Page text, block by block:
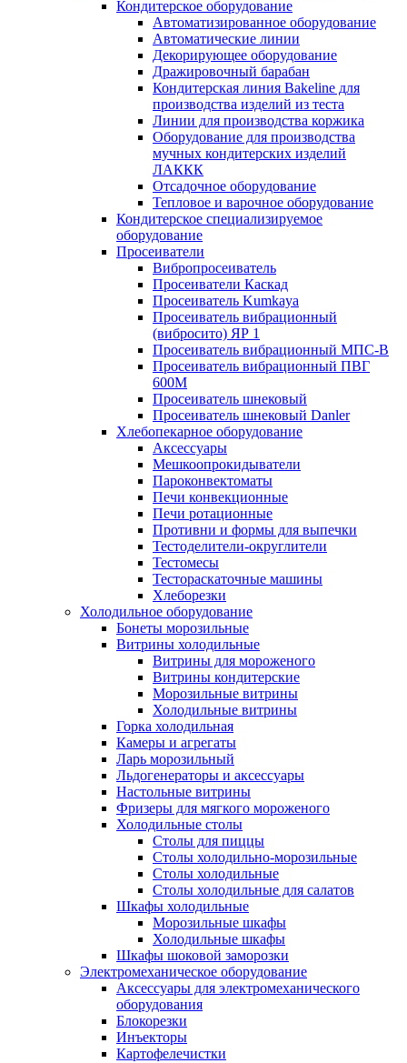
Кондитерское оборудование
Автоматизированное оборудование
Автоматические линии
Декорирующее оборудование
Дражировочный барабан
Кондитерская линия Bakeline для
производства изделий из теста
Линии для производства коржика
Оборудование для производства
мучных кондитерских изделий
ЛАККК
Отсадочное оборудование
Тепловое и варочное оборудование
Кондитерское специализируемое
оборудование
Просеиватели
Вибропросеиватель
Просеиватели Каскад
Просеиватель Kumkaya
Просеиватель вибрационный
(вибросито) ЯР 1
Просеиватель вибрационный МПС-В
Просеиватель вибрационный ПВГ
600М
Просеиватель шнековый
Просеиватель шнековый Danler
Хлебопекарное оборудование
Аксессуары
Мешкоопрокидыватели
Пароконвектоматы
Печи конвекционные
Печи ротационные
Противни и формы для выпечки
Тестоделители-округлители
Тестомесы
Тестораскаточные машины
Хлеборезки
Холодильное оборудование
Бонеты морозильные
Витрины холодильные
Витрины для мороженого
Витрины кондитерские
Морозильные витрины
Холодильные витрины
Горка холодильная
Камеры и агрегаты
Ларь морозильный
Льдогенераторы и аксессуары
Настольные витрины
Фризеры для мягкого мороженого
Холодильные столы
Столы для пиццы
Столы холодильно-морозильные
Столы холодильные
Столы холодильные для салатов
Шкафы холодильные
Mорозильные шкафы
Холодильные шкафы
Шкафы шоковой заморозки
Электромеханическое оборудование
Аксессуары для электромеханического
оборудования
Блокорезки
Инъекторы
Картофелечистки